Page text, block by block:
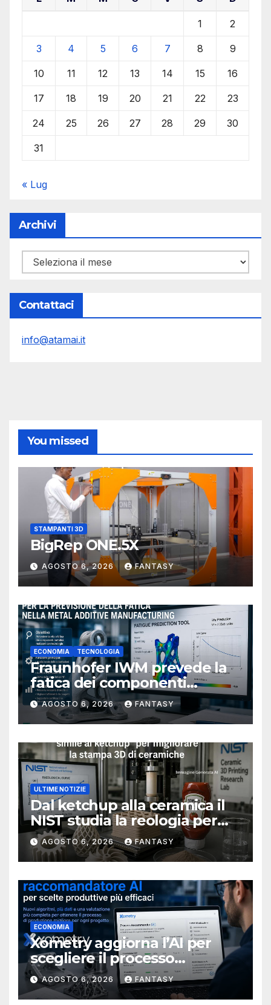
1 2
3 4 5 6 7 8 9
10 11 12 13 14 15 16
17 18 19 20 21 22 23
24 25 26 27 28 29 30
31
« Lug
Archivi
Archivi
Contattaci
info@atamai.it
You missed
STAMPANTI 3D
BigRep ONE.5X
AGOSTO 6, 2026 FANTASY
ECONOMIA TECNOLOGIA
Fraunhofer IWM prevede la
fatica dei componenti
metallici stampati in 3D
AGOSTO 6, 2026 FANTASY
ULTIME NOTIZIE
Dal ketchup alla ceramica il
NIST studia la reologia per
rendere più affidabile la
stampa 3D
AGOSTO 6, 2026 FANTASY
ECONOMIA
Xometry aggiorna l’AI per
scegliere il processo
produttivo più adatto
AGOSTO 6, 2026 FANTASY